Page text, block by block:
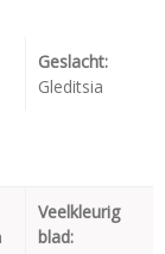
Geslacht:
Gleditsia
Veelkleurig
blad: